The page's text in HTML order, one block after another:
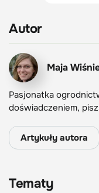
Autor
Maja
Pasjonatka
doświadczeniem,
Artykuły autora
Tematy